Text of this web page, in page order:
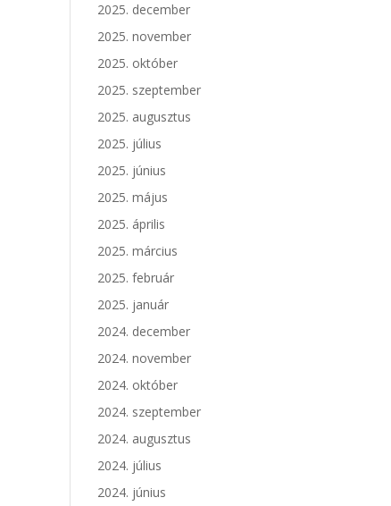
2025. december
2025. november
2025. október
2025. szeptember
2025. augusztus
2025. július
2025. június
2025. május
2025. április
2025. március
2025. február
2025. január
2024. december
2024. november
2024. október
2024. szeptember
2024. augusztus
2024. július
2024. június